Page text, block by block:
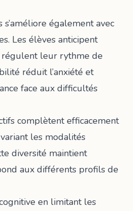
également avec
Les élèves anticipent
leur rythme de
réduit l’anxiété et
face aux difficultés
complètent efficacement
les modalités
diversité maintient
aux différents profils de
en limitant les